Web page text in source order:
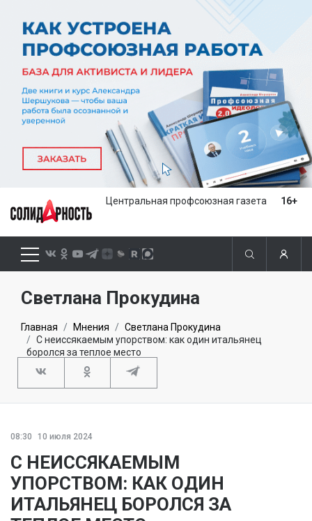
Центральная профсоюзная газета 16+
Светлана Прокудина
Главная Мнения
Светлана Прокудина
С неиссякаемым упорством: как один итальянец
боролся за теплое место
08:30 10 июля 2024
С НЕИССЯКАЕМЫМ
УПОРСТВОМ: КАК ОДИН
ИТАЛЬЯНЕЦ БОРОЛСЯ ЗА